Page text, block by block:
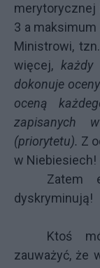
merytorycznej
3 a maksimum
Ministrowi,
więcej,każdy
dokonuje oceny
oceną
zapisanych
(priorytetu). Z
w Niebiesiech!
Zatem
dyskryminują!
Ktoś
zauważyć, że